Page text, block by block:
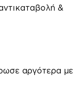
&
αργότερα με